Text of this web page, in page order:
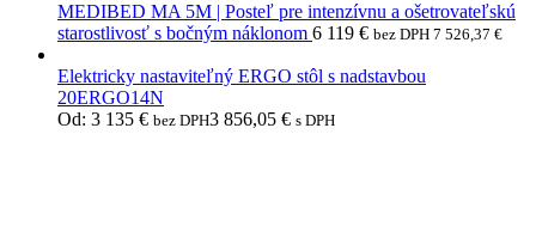
MEDIBED MA 5M | Posteľ pre intenzívnu a ošetrovateľskú
starostlivosť s bočným náklonom 6 119 € bez DPH 7 526,37 €
Elektricky nastaviteľný ERGO stôl s nadstavbou
20ERGO14N
Od: 3 135 € bez DPH3 856,05 € s DPH